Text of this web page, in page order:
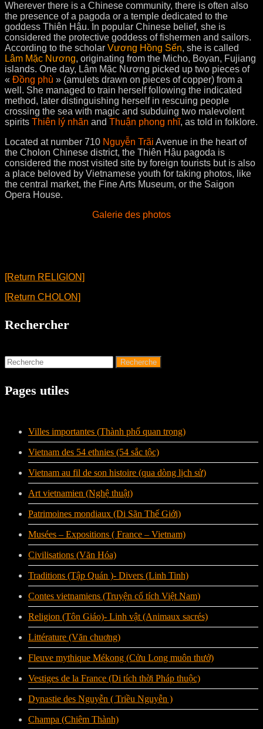
Wherever there is a Chinese community, there is often also
the presence of a pagoda or a temple dedicated to the
goddess Thiên Hậu. In popular Chinese belief, she is
considered the protective goddess of fishermen and sailors.
According to the scholar Vương Hồng Sển, she is called
Lâm Mặc Nương, originating from the Micho, Boyan, Fujiang
islands. One day, Lâm Mặc Nương picked up two pieces of
« Đồng phù » (amulets drawn on pieces of copper) from a
well. She managed to train herself following the indicated
method, later distinguishing herself in rescuing people
crossing the sea with magic and subduing two malevolent
spirits Thiên lý nhãn and Thuận phong nhĩ, as told in folklore.
Located at number 710 Nguyễn Trãi Avenue in the heart of
the Cholon Chinese district, the Thiên Hậu pagoda is
considered the most visited site by foreign tourists but is also
a place beloved by Vietnamese youth for taking photos, like
the central market, the Fine Arts Museum, or the Saigon
Opera House.
Galerie des photos
[Return RELIGION]
[Return CHOLON]
Rechercher
Pages utiles
Villes importantes (Thành phố quan trọng)
Vietnam des 54 ethnies (54 sắc tộc)
Vietnam au fil de son histoire (qua dòng lịch sử)
Art vietnamien (Nghệ thuật)
Patrimoines mondiaux (Di Sãn Thế Giới)
Musées – Expositions ( France – Vietnam)
Civilisations (Văn Hóa)
Traditions (Tập Quán )- Divers (Linh Tinh)
Contes vietnamiens (Truyện cổ tích Việt Nam)
Religion (Tôn Giáo)- Linh vật (Animaux sacrés)
Littérature (Văn chuơng)
Fleuve mythique Mékong (Cửu Long muôn thưở)
Vestiges de la France (Di tích thời Pháp thuộc)
Dynastie des Nguyễn ( Triều Nguyễn )
Champa (Chiêm Thành)